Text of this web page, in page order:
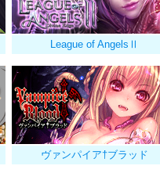
League of AngelsⅡ
ヴァンパイア†ブラッド